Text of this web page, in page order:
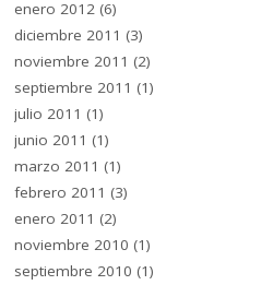
enero 2012 (6)
diciembre 2011 (3)
noviembre 2011 (2)
septiembre 2011 (1)
julio 2011 (1)
junio 2011 (1)
marzo 2011 (1)
febrero 2011 (3)
enero 2011 (2)
noviembre 2010 (1)
septiembre 2010 (1)